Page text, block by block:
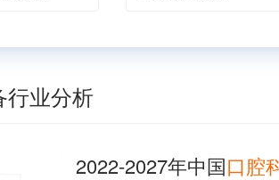
行业分析
2022-2027年中国口腔